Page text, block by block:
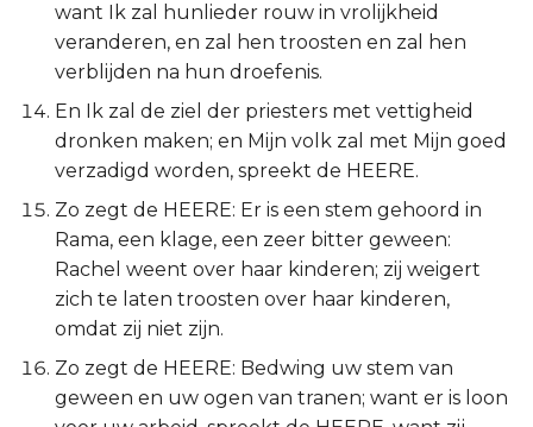
want Ik zal hunlieder rouw in vrolijkheid
veranderen, en zal hen troosten en zal hen
verblijden na hun droefenis.
En Ik zal de ziel der priesters met vettigheid
dronken maken; en Mijn volk zal met Mijn goed
verzadigd worden, spreekt de HEERE.
Zo zegt de HEERE: Er is een stem gehoord in
Rama, een klage, een zeer bitter geween:
Rachel weent over haar kinderen; zij weigert
zich te laten troosten over haar kinderen,
omdat zij niet zijn.
Zo zegt de HEERE: Bedwing uw stem van
geween en uw ogen van tranen; want er is loon